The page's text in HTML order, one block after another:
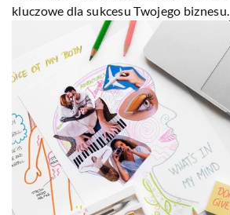
kluczowe dla sukcesu Twojego biznesu.